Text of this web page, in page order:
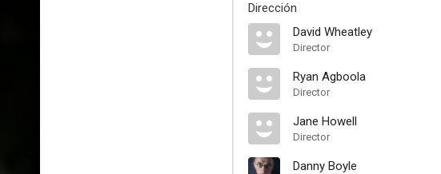
Dirección
David Wheatley
Director
Ryan Agboola
Director
Jane Howell
Director
Danny Boyle